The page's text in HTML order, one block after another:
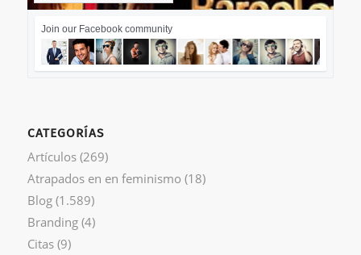
Join our Facebook community
CATEGORÍAS
Artículos(269)
Atrapados en en feminismo (18)
Blog(1.589)
Branding(4)
Citas(9)